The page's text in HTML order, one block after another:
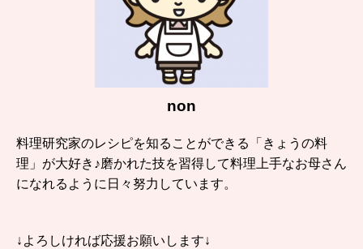
non
料理研究家のレシピを知ることができる「きょうの料
理」が大好き♪磨かれた技を習得して料理上手なお母さん
になれるように日々努力しています。
↓よろしければ応援お願いします↓